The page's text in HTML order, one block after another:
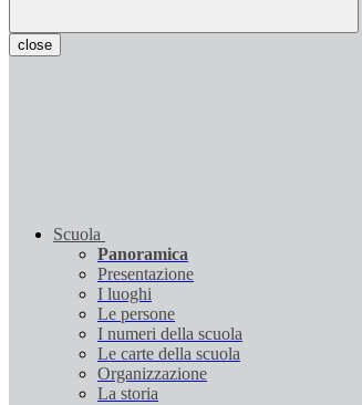
close
Scuola
Panoramica
Presentazione
I luoghi
Le persone
I numeri della scuola
Le carte della scuola
Organizzazione
La storia